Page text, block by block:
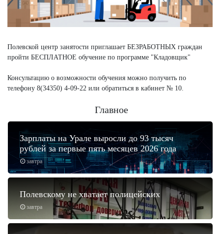
Полевской центр занятости приглашает БЕЗРАБОТНЫХ граждан
пройти БЕСПЛАТНОЕ обучение по программе "Кладовщик"
Консультацию о возможности обучения можно получить по
телефону 8(34350) 4-09-22 или обратиться в кабинет № 10.
Главное
завтра
Зарплаты на Урале выросли до 93 тысяч
рублей за первые пять месяцев 2026 года
завтра
Полевскому не хватает полицейских